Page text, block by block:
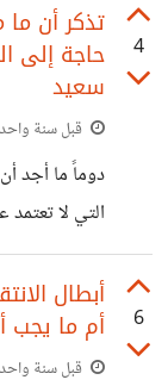
من ابنة
مزدوجة بين
تأتي المشكله
القيم بشكل
الأجيال
4
تذكر أن
حاجة إلى
سعيد
قبل سنة
دوماً ما أجد
التي لا
شعور ينبع من
بالسلام
بنا. عندما
باللحظات دون
6
أبطال
أم ما يجب
قبل سنة